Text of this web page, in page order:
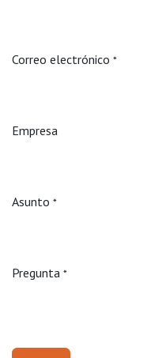
Correo electrónico *
Empresa
Asunto *
Pregunta *